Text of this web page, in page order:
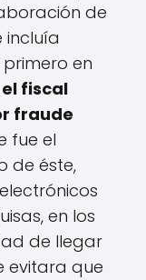
de
en
fiscal
fraude
fue el
de éste,
en los
de llegar
evitara que